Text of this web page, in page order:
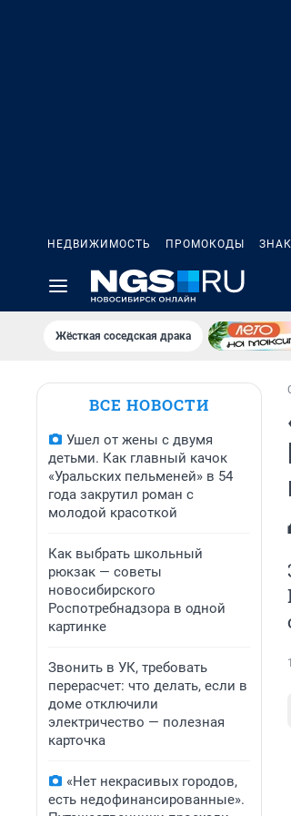
НЕДВИЖИМОСТЬ ПРОМОКОДЫ
Жёсткая соседская драка
ВСЕ НОВОСТИ
Ушел от жены с двумя
детьми. Как главный качок
«Уральских пельменей» в 54
года закрутил роман с
молодой красоткой
Как выбрать школьный
рюкзак — советы
новосибирского
Роспотребнадзора в одной
картинке
Звонить в УК, требовать
перерасчет: что делать, если в
доме отключили
электричество — полезная
карточка
«Нет некрасивых городов,
есть недофинансированные».